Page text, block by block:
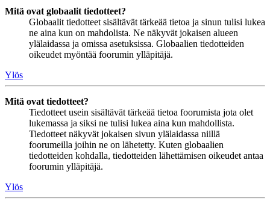
Mitä ovat globaalit tiedotteet?
Globaalit tiedotteet sisältävät tärkeää tietoa ja sinun tulisi lukea
ne aina kun on mahdolista. Ne näkyvät jokaisen alueen
ylälaidassa ja omissa asetuksissa. Globaalien tiedotteiden
oikeudet myöntää foorumin ylläpitäjä.
Ylös
Mitä ovat tiedotteet?
Tiedotteet usein sisältävät tärkeää tietoa foorumista jota olet
lukemassa ja siksi ne tulisi lukea aina kun mahdollista.
Tiedotteet näkyvät jokaisen sivun ylälaidassa niillä
foorumeilla joihin ne on lähetetty. Kuten globaalien
tiedotteiden kohdalla, tiedotteiden lähettämisen oikeudet antaa
foorumin ylläpitäjä.
Ylös